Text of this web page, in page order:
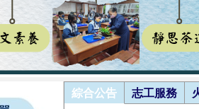
綜合公告 志工服務